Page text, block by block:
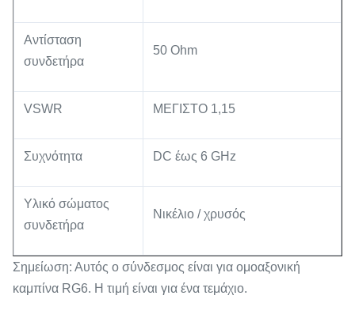
Αντίσταση
συνδετήρα
50 Ohm
VSWR ΜΕΓΙΣΤΟ 1,15
Συχνότητα DC έως 6 GHz
Υλικό σώματος
συνδετήρα
Νικέλιο / χρυσός
Σημείωση: Αυτός ο σύνδεσμος είναι για ομοαξονική
καμπίνα RG6. Η τιμή είναι για ένα τεμάχιο.